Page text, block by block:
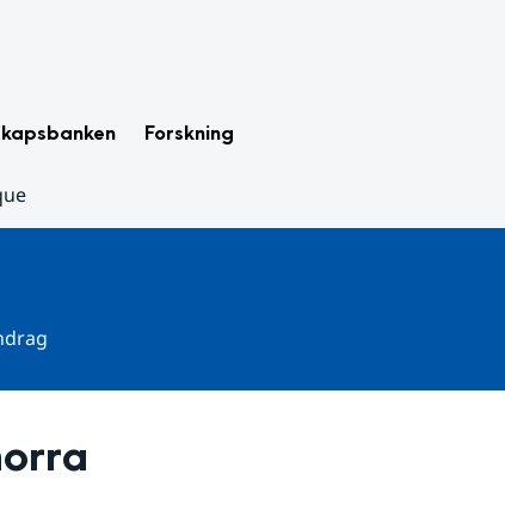
Forskning